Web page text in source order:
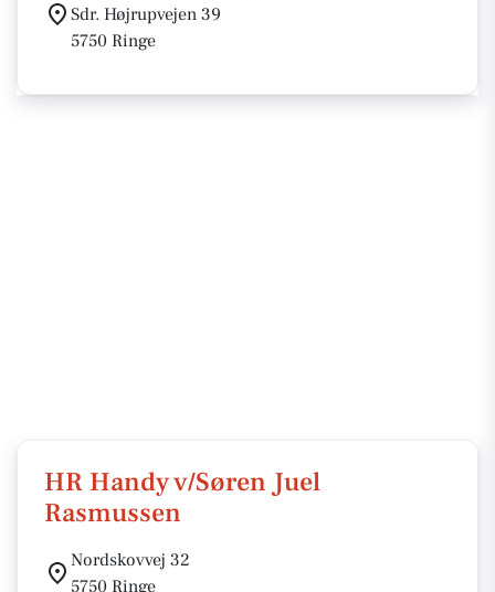
Sdr. Højrupvejen 39
5750 Ringe
HR Handy v/Søren Juel
Rasmussen
Nordskovvej 32
5750 Ringe